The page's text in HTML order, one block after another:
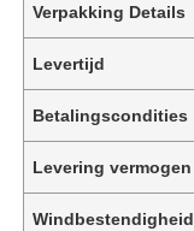
Verpakking Details
Levertijd
Betalingscondities
Levering vermogen
Windbestendigheid